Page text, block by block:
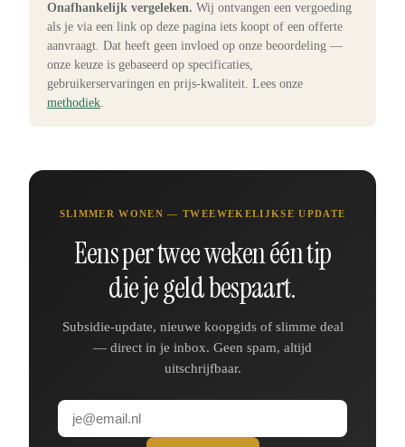
Onafhankelijk vergeleken. Wij ontvangen een vergoeding
als je via een link op deze pagina iets koopt of een offerte
aanvraagt. Dat heeft geen invloed op onze beoordeling —
onze keuze is gebaseerd op specificaties,
gebruikerservaringen en prijs-kwaliteit. Lees onze
methodiek.
SLIMMER WONEN — TWEEWEKELIJKSE UPDATE
Eens per twee weken één tip
die je geld bespaart.
Subsidie-update, nieuwe koopgids of slimme deal
— direct in je inbox. Geen spam, altijd
uitschrijfbaar.